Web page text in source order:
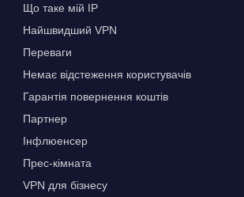
Що таке мій IP
Найшвидший VPN
Переваги
Немає відстеження користувачів
Гарантія повернення коштів
Партнер
Інфлюенсер
Прес-кімната
VPN для бізнесу